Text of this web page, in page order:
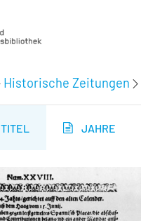
Historische Zeitungen
TITEL JAHRE